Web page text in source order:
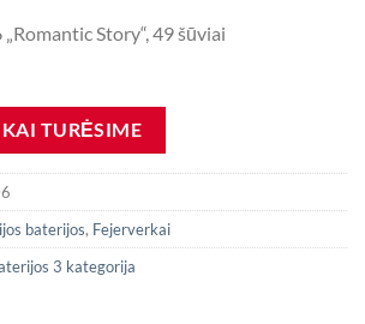
is:
Story“, 49 šūviai
baterijos, Fejerverkai
3 kategorija